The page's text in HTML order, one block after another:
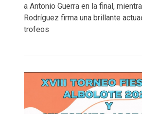
a Antonio Guerra en la final,
Rodríguez firma una brillante
trofeos